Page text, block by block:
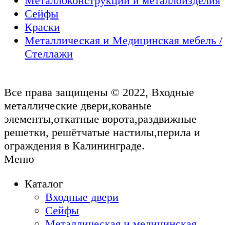
Сейфы
Краски
Металлическая и Медицинская мебель /
Стеллажи
Все права защищены © 2022, Входные
металлические двери,кованые
элементы,откатные ворота,раздвижные
решетки, решётчатые настилы,перила и
ограждения в Калининграде.
Меню
Каталог
Входные двери
Сейфы